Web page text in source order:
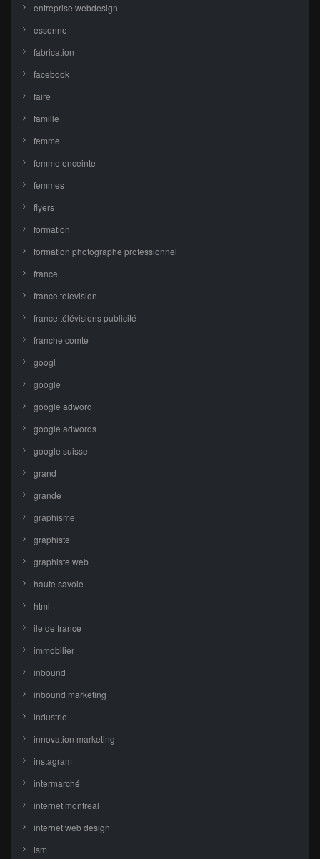
entreprise webdesign
essonne
fabrication
facebook
faire
famille
femme
femme enceinte
femmes
flyers
formation
formation photographe professionnel
france
france television
france télévisions publicité
franche comte
googl
google
google adword
google adwords
google suisse
grand
grande
graphisme
graphiste
graphiste web
haute savoie
html
ile de france
immobilier
inbound
inbound marketing
industrie
innovation marketing
instagram
intermarché
internet montreal
internet web design
ism